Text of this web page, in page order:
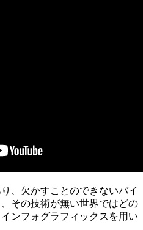
、欠かすことのできないバイ
その技術が無い世界ではどの
ンフォグラフィックスを用い